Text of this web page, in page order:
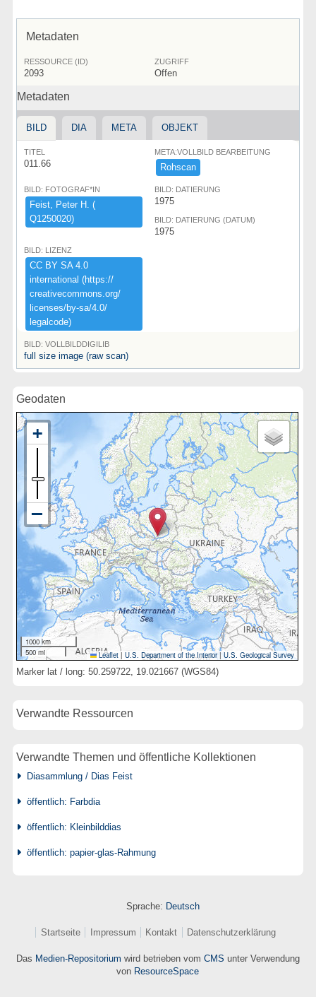
Metadaten
RESSOURCE (ID)
2093
ZUGRIFF
Offen
Metadaten
BILD DIA META OBJEKT
TITEL
011.66
META:VOLLBILD BEARBEITUNG
Rohscan
BILD: FOTOGRAF*IN
Feist,​ ​Peter ​H.​ ​(​
Q1250020)​
BILD: DATIERUNG
1975
BILD: DATIERUNG (DATUM)
1975
BILD: LIZENZ
CC ​BY ​SA ​4.​0 ​
international ​(​https:​/​/​
creativecommons.​org/​
licenses/​by-​sa/​4.​0/​
legalcode)​
BILD: VOLLBILDDIGILIB
full size image (raw scan)
Geodaten
1000 km
500 mi
Leaflet | U.S. Department of the Interior|U.S. Geological Survey
Marker lat / long: 50.259722, 19.021667 (WGS84)
Verwandte Ressourcen
Verwandte Themen und öffentliche Kollektionen
Diasammlung / Dias Feist
öffentlich: Farbdia
öffentlich: Kleinbilddias
öffentlich: papier-glas-Rahmung
Sprache: Deutsch
Startseite Impressum Kontakt Datenschutzerklärung
Das Medien-Repositorium wird betrieben vom CMS unter Verwendung
von ResourceSpace